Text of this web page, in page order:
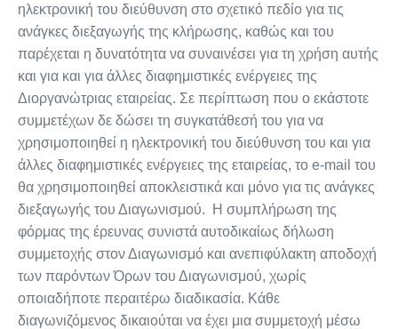
ηλεκτρονική του διεύθυνση στο σχετικό πεδίο για τις
ανάγκες διεξαγωγής της κλήρωσης, καθώς και του
παρέχεται η δυνατότητα να συναινέσει για τη χρήση αυτής
και για και για άλλες διαφημιστικές ενέργειες της
Διοργανώτριας εταιρείας. Σε περίπτωση που ο εκάστοτε
συμμετέχων δε δώσει τη συγκατάθεσή του για να
χρησιμοποιηθεί η ηλεκτρονική του διεύθυνση του και για
άλλες διαφημιστικές ενέργειες της εταιρείας, το e-mail του
θα χρησιμοποιηθεί αποκλειστικά και μόνο για τις ανάγκες
διεξαγωγής του Διαγωνισμού. Η συμπλήρωση της
φόρμας της έρευνας συνιστά αυτοδικαίως δήλωση
συμμετοχής στον Διαγωνισμό και ανεπιφύλακτη αποδοχή
των παρόντων Όρων του Διαγωνισμού, χωρίς
οποιαδήποτε περαιτέρω διαδικασία. Κάθε
διαγωνιζόμενος δικαιούται να έχει μια συμμετοχή μέσω